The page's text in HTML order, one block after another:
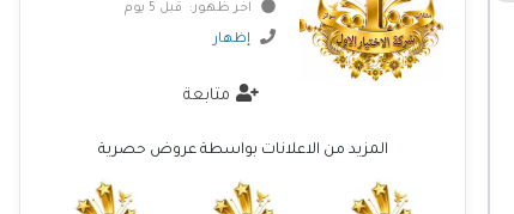
اخر ظهور: قبل 5 يوم
إظهار
متابعة
المزيد من الاعلانات بواسطة عروض حصرية